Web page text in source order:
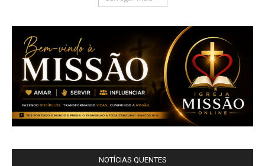
NOTÍCIAS QUENTES